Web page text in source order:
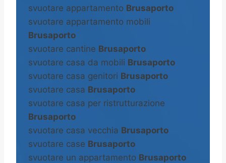
svuotare appartamento Brusaporto
svuotare appartamento mobili
Brusaporto
svuotare cantine Brusaporto
svuotare casa da mobili Brusaporto
svuotare casa genitori Brusaporto
svuotare casa Brusaporto
svuotare casa per ristrutturazione
Brusaporto
svuotare casa vecchia Brusaporto
svuotare case Brusaporto
svuotare un appartamento Brusaporto